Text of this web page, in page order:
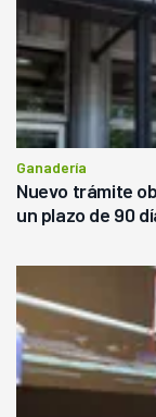
Ganadería
Nuevo trámite
un plazo de 90